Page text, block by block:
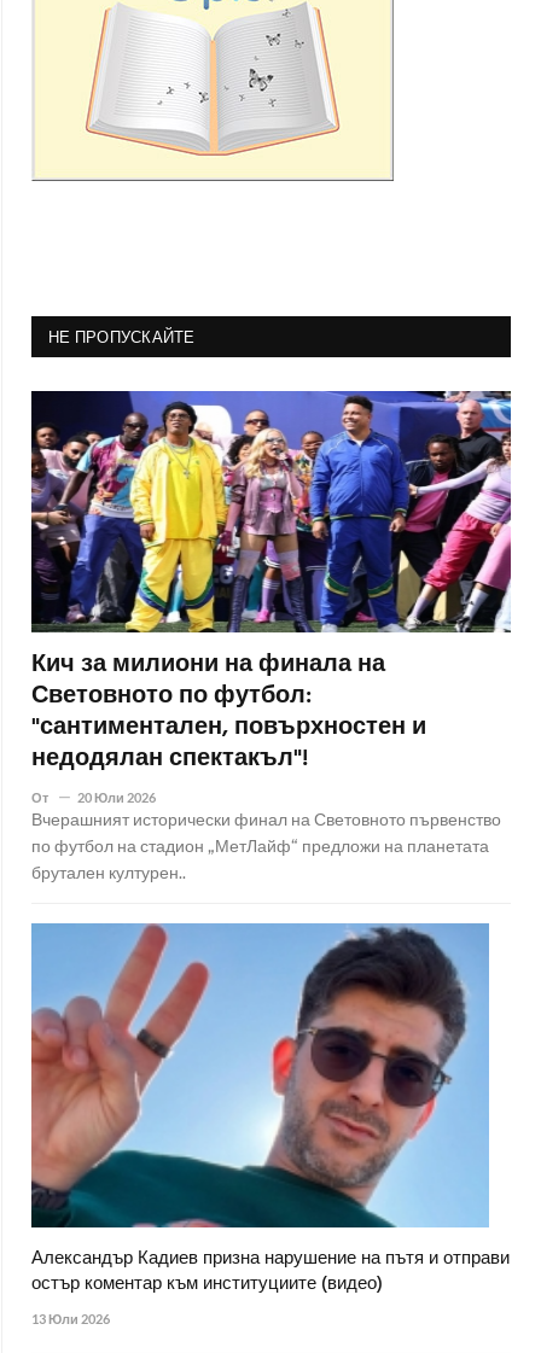
НЕ ПРОПУСКАЙТЕ
Кич за милиони на финала на
Световното по футбол:
"сантиментален, повърхностен и
недодялан спектакъл"!
От 20 Юли 2026
Вчерашният исторически финал на Световното първенство
по футбол на стадион „МетЛайф“ предложи на планетата
брутален културен..
Александър Кадиев призна нарушение на пътя и отправи
остър коментар към институциите (видео)
13 Юли 2026